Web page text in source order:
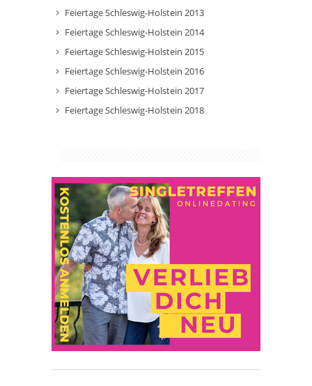
Feiertage Schleswig-Holstein 2013
Feiertage Schleswig-Holstein 2014
Feiertage Schleswig-Holstein 2015
Feiertage Schleswig-Holstein 2016
Feiertage Schleswig-Holstein 2017
Feiertage Schleswig-Holstein 2018